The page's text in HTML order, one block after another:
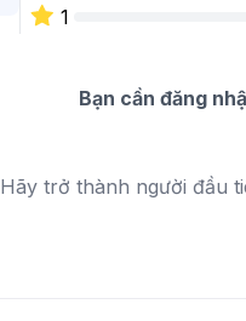
1
Bạn cần đăng
Hãy trở thành người đầu